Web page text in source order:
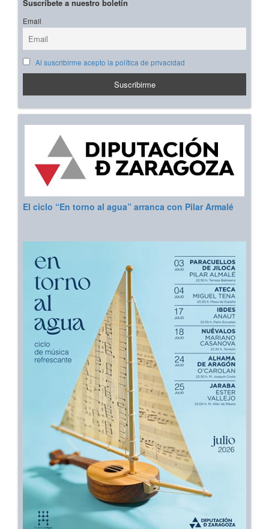
Suscríbete a nuestro boletín
Email
Al suscribirme acepto la política de privacidad
El ciclo “En torno al agua” arranca con Pilar Armalé